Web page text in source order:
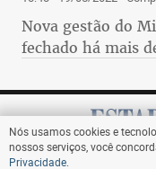
Nova gestão do
fechado há mais
Nós usamos cookies e
nossos serviços, você
Privacidade